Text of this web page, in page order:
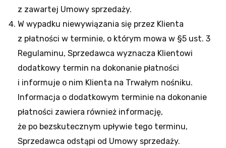
z zawartej Umowy sprzedaży.
W wypadku niewywiązania się przez Klienta
z płatności w terminie, o którym mowa w §5 ust. 3
Regulaminu, Sprzedawca wyznacza Klientowi
dodatkowy termin na dokonanie płatności
i informuje o nim Klienta na Trwałym nośniku.
Informacja o dodatkowym terminie na dokonanie
płatności zawiera również informację,
że po bezskutecznym upływie tego terminu,
Sprzedawca odstąpi od Umowy sprzedaży.